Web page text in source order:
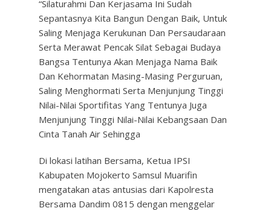
“Silaturahmi Dan Kerjasama Ini Sudah
Sepantasnya Kita Bangun Dengan Baik, Untuk
Saling Menjaga Kerukunan Dan Persaudaraan
Serta Merawat Pencak Silat Sebagai Budaya
Bangsa Tentunya Akan Menjaga Nama Baik
Dan Kehormatan Masing-Masing Perguruan,
Saling Menghormati Serta Menjunjung Tinggi
Nilai-Nilai Sportifitas Yang Tentunya Juga
Menjunjung Tinggi Nilai-Nilai Kebangsaan Dan
Cinta Tanah Air Sehingga
Di lokasi latihan Bersama, Ketua IPSI
Kabupaten Mojokerto Samsul Muarifin
mengatakan atas antusias dari Kapolresta
Bersama Dandim 0815 dengan menggelar